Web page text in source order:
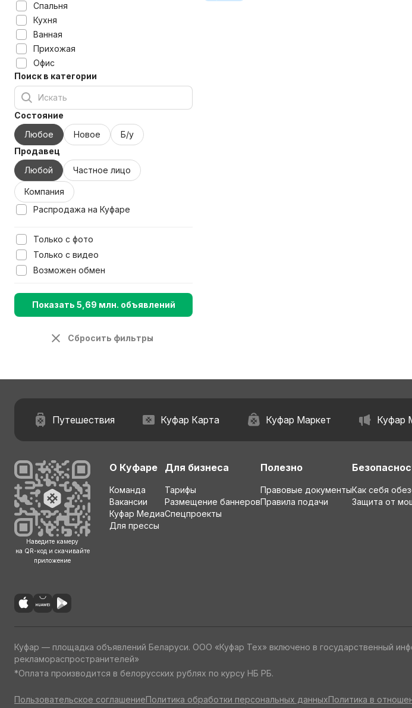
Спальня
Кухня
Ванная
Прихожая
Офис
Поиск в категории
Состояние
Любое
Новое
Б/у
Продавец
Любой
Частное лицо
Компания
Распродажа на Куфаре
Только с фото
Только с видео
Возможен обмен
Показать 5,69 млн. объявлений
Сбросить фильтры
Путешествия Куфар Карта Куфар Маркет Куфар
Наведите камеру
на QR-код и скачивайте
приложение
О Куфаре
Команда
Вакансии
Куфар Медиа
Для прессы
Для бизнеса
Тарифы
Размещение баннеров
Спецпроекты
Полезно
Правовые документы
Правила подачи
Как себя
Защита от
Куфар — площадка объявлений Беларуси. ООО «Куфар Тех» включено в государственный
рекламораспространителей»
*Оплата производится в белорусских рублях по курсу НБ РБ.
Пользовательское соглашениеПолитика обработки персональных данныхПолитика в